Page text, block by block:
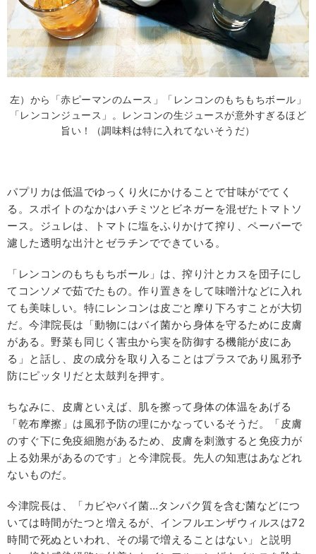
左）から「赤ピーマンのムース」「レンコンのもちもちボール」
「レンコンジュース」。レンコンの生ジュースが意外すぎるほど
旨い！（調味料は特に入れてないそうだ）
パプリカは低温でゆっくり火にかけることで甘味がでてく
る。スポイトのなかはハチミツとビネガーを混ぜたトマトソ
ース。ジュレは、トマトに塩をふりかけて搾り、ペーパーで
濾した透明な出汁とゼラチンでできている。
「レンコンのもちもちボール」は、搾り汁とカスを団子にし
てコンソメで茹でたもの。作り置きをして味噌汁などに入れ
ても美味しい。特にレンコンは皮ごと摩り下ろすことが大切
だ。今津院長は「動物にはバイ菌から身体を守るために皮膚
がある。野菜も同じく害虫から実を防御する機能が皮にあ
る」と話し、皮の成分を取り入ることはプラスであり風邪予
防にピッタリだと太鼓判を押す。
ちなみに、皮膚といえば、肌を擦って身体の体温をあげる
「乾布摩擦」は風邪予防の理にかなっているそうだ。「皮膚
のすぐ下に免疫細胞があるため、皮膚を刺激すると免疫力が
上る効果があるのです」と今津院長。先人の知恵はあなどれ
ないものだ。
今津院長は、「カビやバイ菌…タンパク質を含む菌などにつ
いては時間がたつと増えるが、インフルエンザウィルスは72
時間で死ぬといわれ、その場で増えることはない」と説明